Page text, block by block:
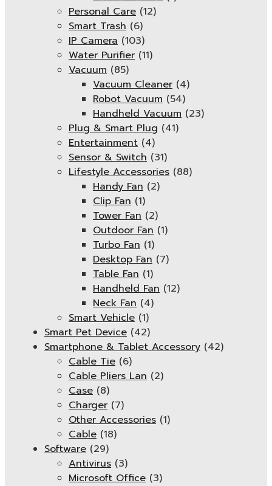
Personal Care (12)
Smart Trash (6)
IP Camera (103)
Water Purifier (11)
Vacuum (85)
Vacuum Cleaner (4)
Robot Vacuum (54)
Handheld Vacuum (23)
Plug & Smart Plug (41)
Entertainment (4)
Sensor & Switch (31)
Lifestyle Accessories (88)
Handy Fan (2)
Clip Fan (1)
Tower Fan (2)
Outdoor Fan (1)
Turbo Fan (1)
Desktop Fan (7)
Table Fan (1)
Handheld Fan (12)
Neck Fan (4)
Smart Vehicle (1)
Smart Pet Device (42)
Smartphone & Tablet Accessory (42)
Cable Tie (6)
Cable Pliers Lan (2)
Case (8)
Charger (7)
Other Accessories (1)
Cable (18)
Software (29)
Antivirus (3)
Microsoft Office (3)